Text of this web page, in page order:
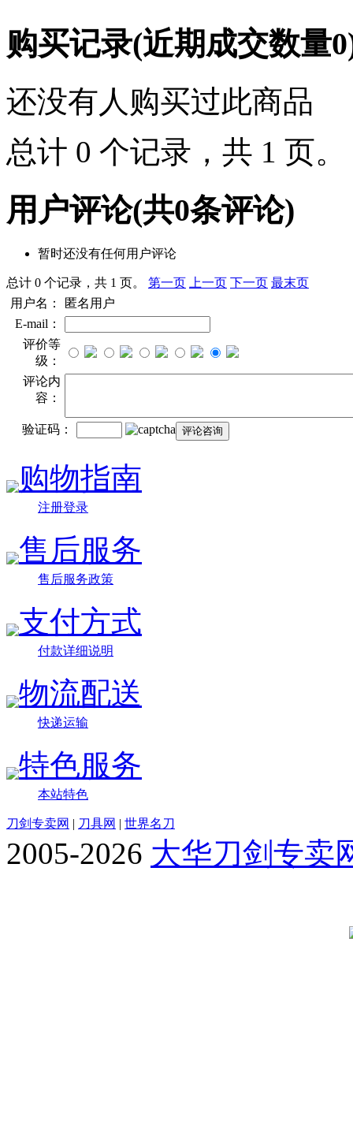
购买记录(近期成交数量0
还没有人购买过此商品
总计 0 个记录，共 1 页。
用户评论(共0条评论)
暂时还没有任何用户评论
总计 0 个记录，共 1 页。 第一页 上一页 下一页 最末页
用户名：
匿名用户
E-mail：
评价等
级：
评论内
容：
验证码：
购物指南
注册登录
售后服务
售后服务政策
支付方式
付款详细说明
物流配送
快递运输
特色服务
本站特色
刀剑专卖网 | 刀具网 | 世界名刀
2005-2026 大华刀剑专卖